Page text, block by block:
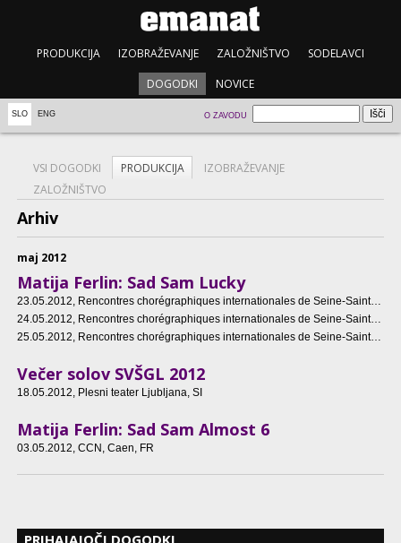
PRODUKCIJA IZOBRAŽEVANJE ZALOŽNIŠTVO SODELAVCI
DOGODKI NOVICE
SLO ENG O ZAVODU
VSI DOGODKI PRODUKCIJA
IZOBRAŽEVANJE
ZALOŽNIŠTVO
Arhiv
maj 2012
Matija Ferlin: Sad Sam Lucky
23.05.2012 , Rencontres chorégraphiques internationales de Seine-Saint-Denis, Paris, FR
24.05.2012 , Rencontres chorégraphiques internationales de Seine-Saint-Denis, Paris, FR
25.05.2012 , Rencontres chorégraphiques internationales de Seine-Saint-Denis, Paris, FR
Večer solov SVŠGL 2012
18.05.2012, Plesni teater Ljubljana, SI
Matija Ferlin: Sad Sam Almost 6
03.05.2012, CCN, Caen, FR